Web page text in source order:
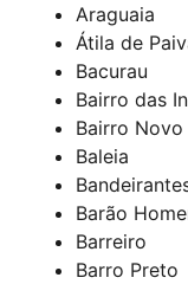
Araguaia
Átila de
Bacurau
Bairro das
Bairro
Baleia
Barão
Barreiro
Barro Preto